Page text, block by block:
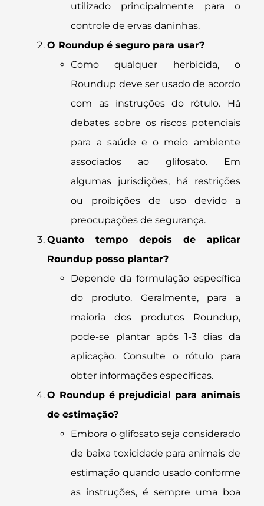
utilizado principalmente para o
controle de ervas daninhas.
O Roundup é seguro para usar?
Como qualquer herbicida, o
Roundup deve ser usado de acordo
com as instruções do rótulo. Há
debates sobre os riscos potenciais
para a saúde e o meio ambiente
associados ao glifosato. Em
algumas jurisdições, há restrições
ou proibições de uso devido a
preocupações de segurança.
Quanto tempo depois de aplicar
Roundup posso plantar?
Depende da formulação específica
do produto. Geralmente, para a
maioria dos produtos Roundup,
pode-se plantar após 1-3 dias da
aplicação. Consulte o rótulo para
obter informações específicas.
O Roundup é prejudicial para animais
de estimação?
Embora o glifosato seja considerado
de baixa toxicidade para animais de
estimação quando usado conforme
as instruções, é sempre uma boa